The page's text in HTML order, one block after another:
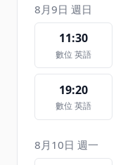
8月9日 週日
11:30
數位 英語
19:20
數位 英語
8月10日 週一